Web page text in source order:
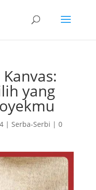
yang
| Serba-Serbi | 0